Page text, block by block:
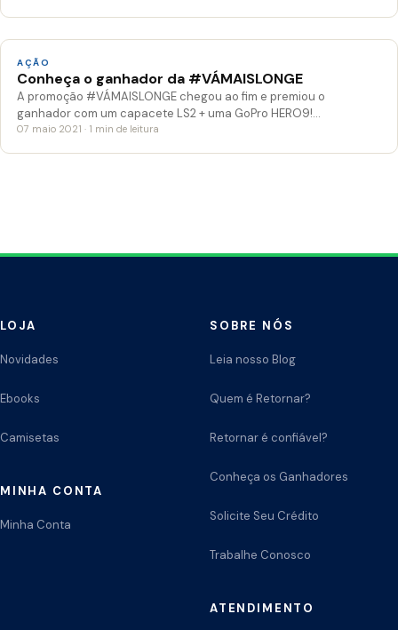
AÇÃO
Conheça o ganhador da #VÁMAISLONGE
A promoção #VÁMAISLONGE chegou ao fim e premiou o
ganhador com um capacete LS2 + uma GoPro HERO9!…
07 maio 2021 · 1 min de leitura
LOJA
Novidades
Ebooks
Camisetas
MINHA CONTA
Minha Conta
SOBRE NÓS
Leia nosso Blog
Quem é Retornar?
Retornar é confiável?
Conheça os Ganhadores
Solicite Seu Crédito
Trabalhe Conosco
ATENDIMENTO